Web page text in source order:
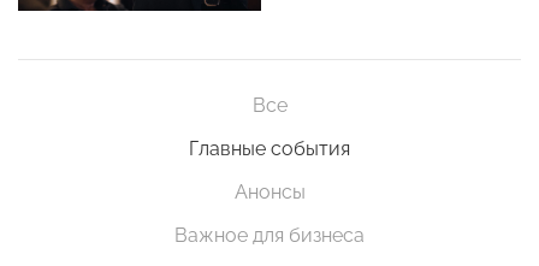
Все
Главные события
Анонсы
Важное для бизнеса